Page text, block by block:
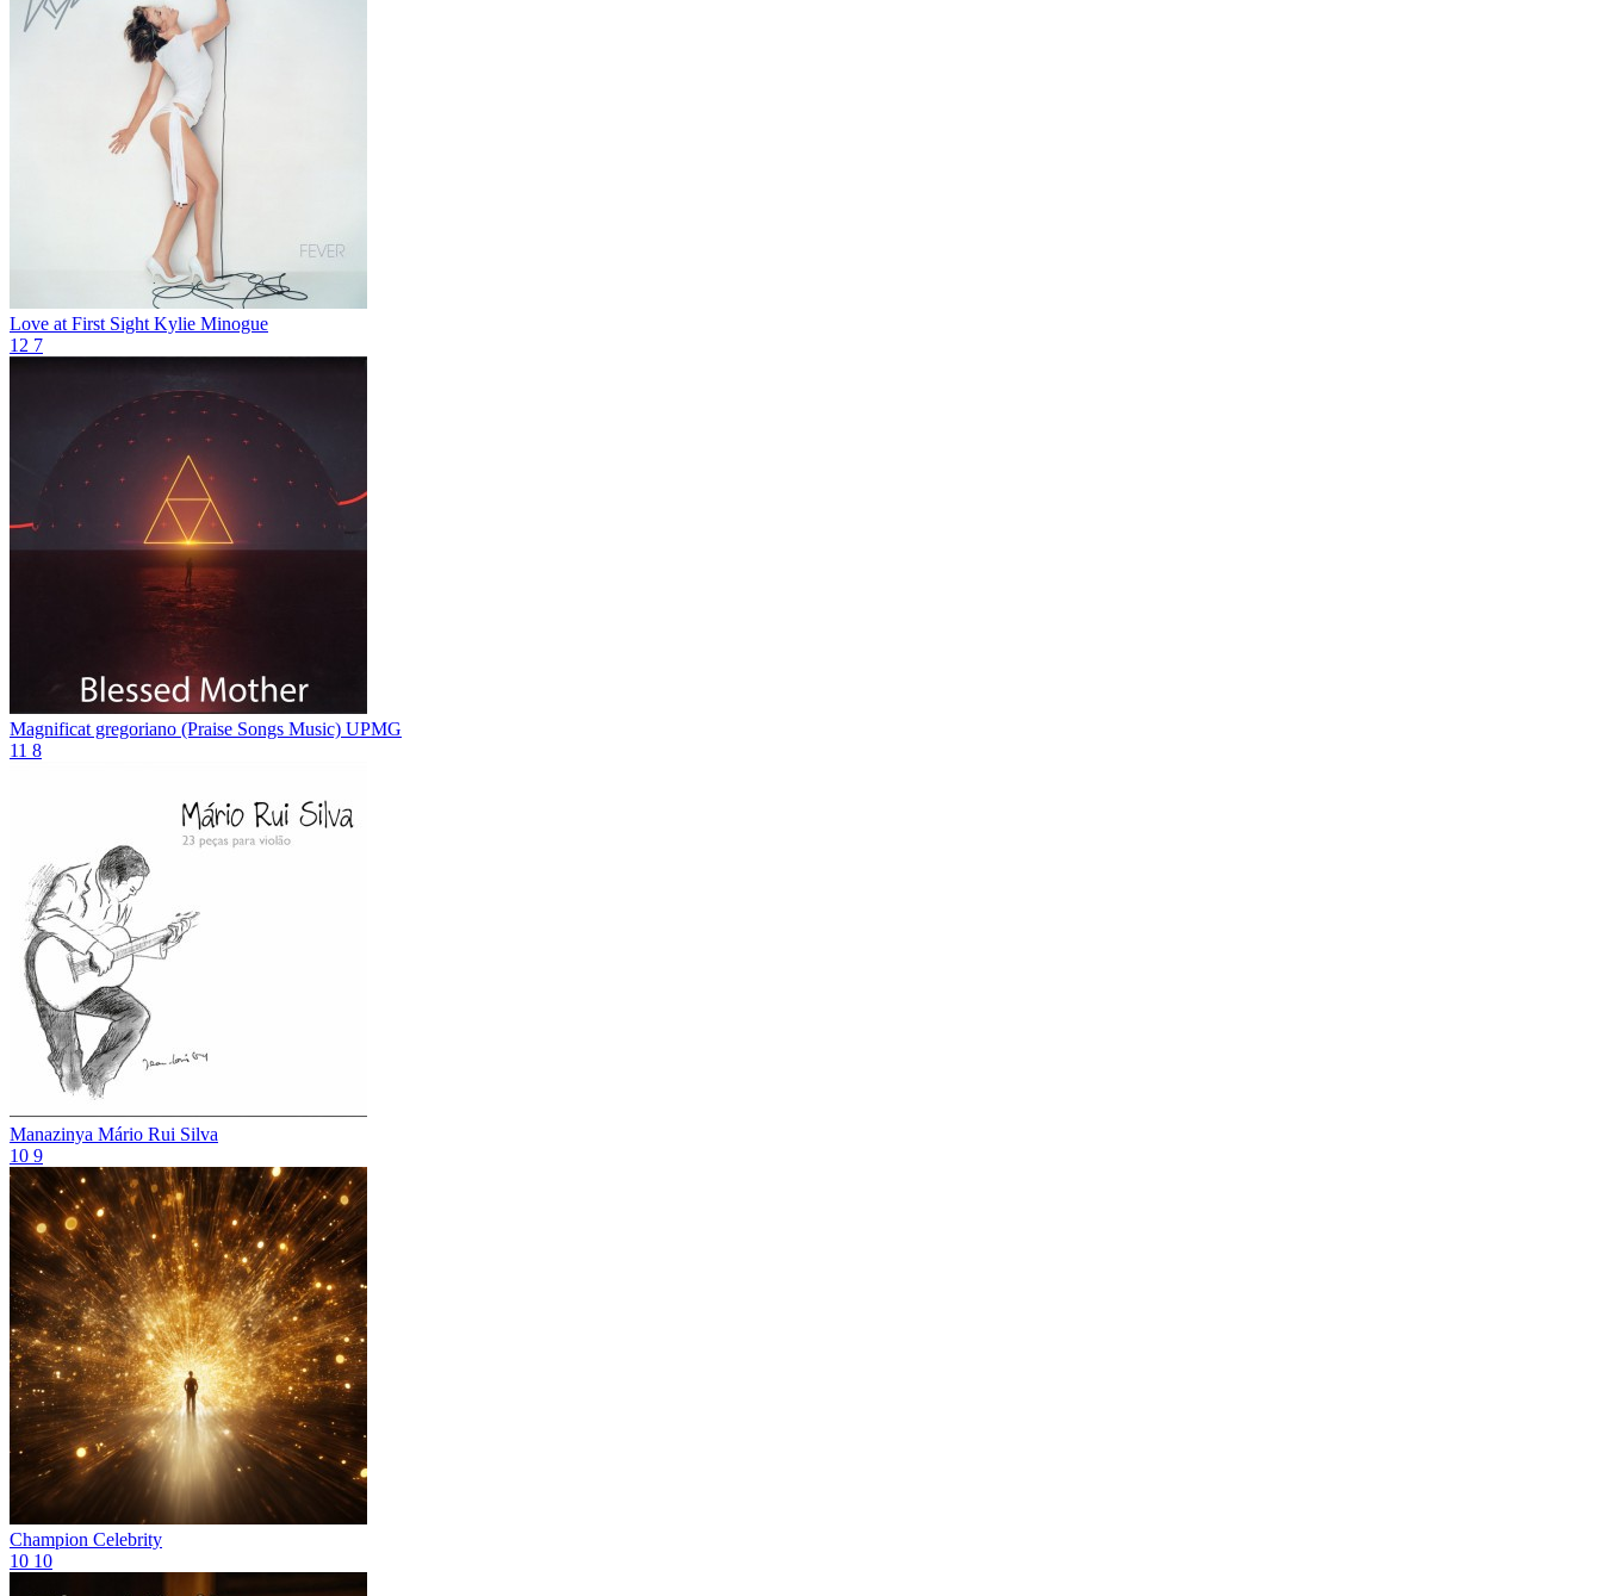
Love at First Sight Kylie Minogue
12 7
Magnificat gregoriano (Praise Songs Music) UPMG
11 8
Manazinya Mário Rui Silva
10 9
Champion Celebrity
10 10